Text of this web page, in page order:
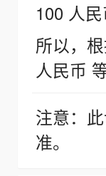
100 人
所以，
人民币
注意：
准。